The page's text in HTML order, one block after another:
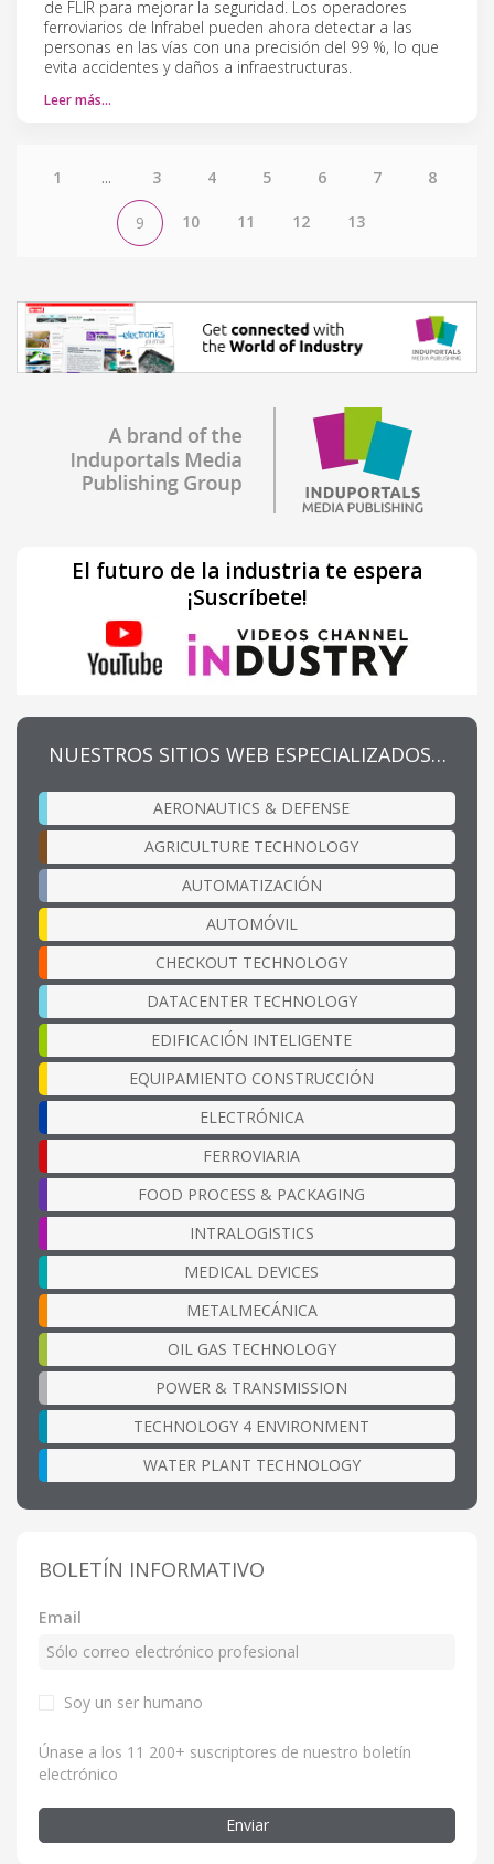
de FLIR para mejorar la seguridad. Los operadores
ferroviarios de Infrabel pueden ahora detectar a las
personas en las vías con una precisión del 99 %, lo que
evita accidentes y daños a infraestructuras.
Leer más…
1 ... 3 4 5 6 7 8
9 10 11 12 13
El futuro de la industria te espera
¡Suscríbete!
NUESTROS SITIOS WEB ESPECIALIZADOS…
AERONAUTICS & DEFENSE
AGRICULTURE TECHNOLOGY
AUTOMATIZACIÓN
AUTOMÓVIL
CHECKOUT TECHNOLOGY
DATACENTER TECHNOLOGY
EDIFICACIÓN INTELIGENTE
EQUIPAMIENTO CONSTRUCCIÓN
ELECTRÓNICA
FERROVIARIA
FOOD PROCESS & PACKAGING
INTRALOGISTICS
MEDICAL DEVICES
METALMECÁNICA
OIL GAS TECHNOLOGY
POWER & TRANSMISSION
TECHNOLOGY 4 ENVIRONMENT
WATER PLANT TECHNOLOGY
BOLETÍN INFORMATIVO
Email
Soy un ser humano
Únase a los 11 200+ suscriptores de nuestro boletín
electrónico
Enviar